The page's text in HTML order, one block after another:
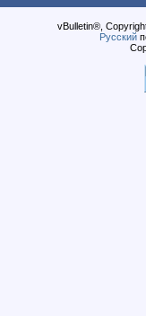
vBulletin®,
Русский